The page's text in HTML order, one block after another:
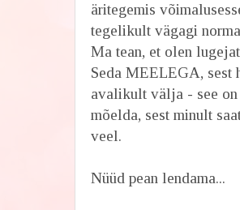
äritegemis
tegelikult vägagi
Ma tean, et olen
Seda MEELEGA, sest
avalikult välja - see
mõelda, sest minult
veel.
Nüüd pean lendama...